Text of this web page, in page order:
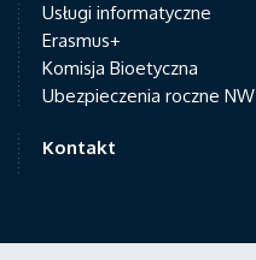
Usługi informatyczne
Erasmus+
Komisja Bioetyczna
Ubezpieczenia roczne NW
Kontakt